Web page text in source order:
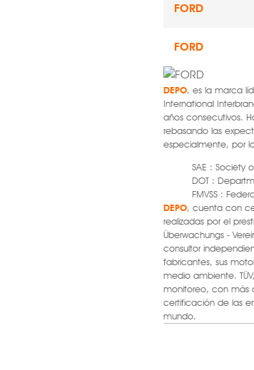
FORD
FORD
DEPO, es la marca
International
años consecutivos.
rebasando las
especialmente, por
SAE : Society
DOT :
FMVSS :
DEPO, cuenta con
realizadas por el
Überwachungs -
consultor
fabricantes, sus
medio ambiente.
monitoreo, con más
certificación de las
mundo.